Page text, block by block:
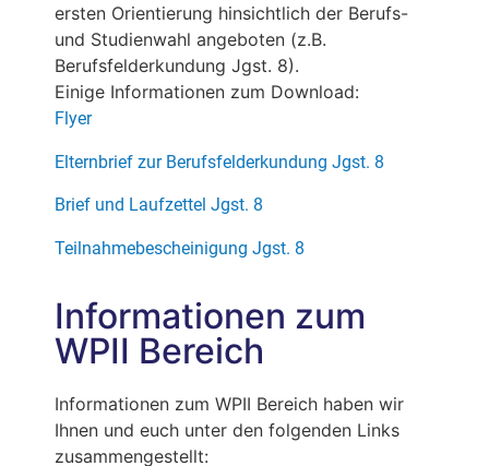
ersten Orientierung hinsichtlich der Berufs-
und Studienwahl angeboten (z.B.
Berufsfelderkundung Jgst. 8).
Einige Informationen zum Download:
Flyer
Elternbrief zur Berufsfelderkundung Jgst. 8
Brief und Laufzettel Jgst. 8
Teilnahmebescheinigung Jgst. 8
Informationen zum
WPII Bereich
Informationen zum WPII Bereich haben wir
Ihnen und euch unter den folgenden Links
zusammengestellt: